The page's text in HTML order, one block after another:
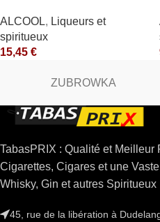
ALCOOL, Liqueurs et
spiritueux
15,45 €
ZUBROWKA
TabasPRIX : Qualité et Meilleur
Cigarettes, Cigares et une
Whisky, Gin et autres Spiritueux
45, rue de la libération à